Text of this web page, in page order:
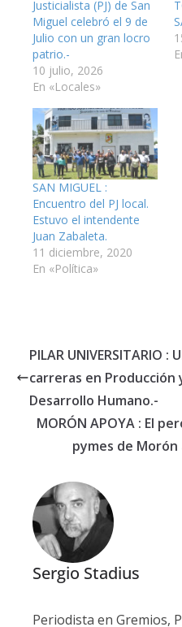
Justicialista (PJ) de San
Miguel celebró el 9 de
Julio con un gran locro
patrio.-
10 julio, 2026
En «Locales»
SAN MIGUEL :
Encuentro del PJ local.
Estuvo el intendente
Juan Zabaleta.
11 diciembre, 2020
En «Política»
PILAR UNIVERSITARIO
carreras en Producción
Desarrollo Humano.-
MORÓN APOYA : El
pymes de Morón
Sergio Stadius
Periodista en Gremios,